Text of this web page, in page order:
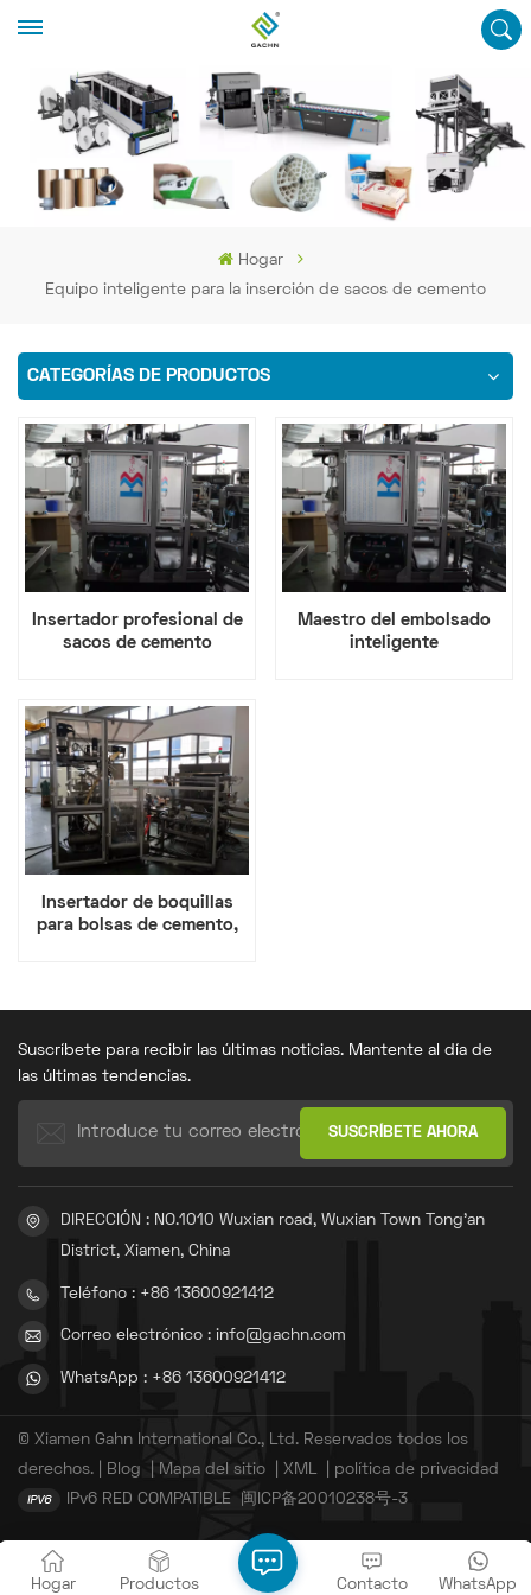
Hogar
Equipo inteligente para la inserción de sacos de cemento
CATEGORÍAS DE PRODUCTOS
Insertador profesional de
sacos de cemento
Maestro del embolsado
inteligente
Insertador de boquillas
para bolsas de cemento,
Suscríbete para recibir las últimas noticias. Mantente al día de
las últimas tendencias.
DIRECCIÓN : NO.1010 Wuxian road, Wuxian Town Tong'an
District, Xiamen, China
Teléfono : +86 13600921412
Correo electrónico : info@gachn.com
WhatsApp : +86 13600921412
© Xiamen Gahn International Co., Ltd. Reservados todos los
derechos. |
Blog Mapa del sitio XML
política de privacidad
IPv6 RED COMPATIBLE
闽ICP备20010238号-3
Hogar Productos WhatsApp
Contacto